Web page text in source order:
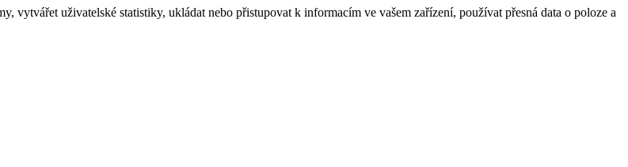
vytvářet uživatelské statistiky, ukládat nebo přistupovat k informacím ve vašem zařízení, používat přesná data o poloze a